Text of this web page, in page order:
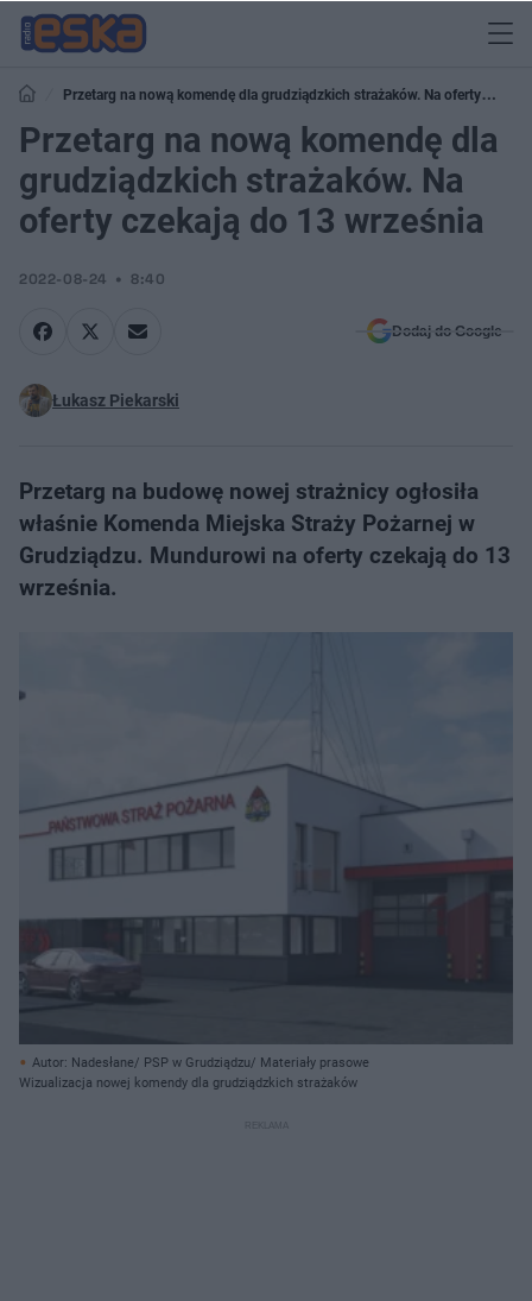
Przetarg na nową komendę dla grudziądzkich strażaków. Na oferty
czekają do 13 września
Przetarg na nową komendę dla
grudziądzkich strażaków. Na
oferty czekają do 13 września
2022-08-24 8:40
Dodaj do Google
Łukasz Piekarski
Przetarg na budowę nowej strażnicy ogłosiła
właśnie Komenda Miejska Straży Pożarnej w
Grudziądzu. Mundurowi na oferty czekają do 13
września.
Autor: Nadesłane/ PSP w Grudziądzu/ Materiały prasowe
Wizualizacja nowej komendy dla grudziądzkich strażaków